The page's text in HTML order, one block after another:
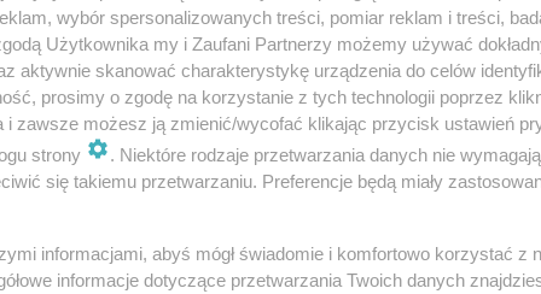
358 kolizjioraz18 wypadków drogowych, w
zatrzymali41 kierujących, którzy wsiedli
pomocy potrzebowali, głównie seniorom i osobom
wybór spersonalizowanych treści, pomiar reklam i treści,
Użytkownika my i Zaufani Partnerzy możemy używać
aktywnie skanować charakterystykę urządzenia do celów
prosimy o zgodę na korzystanie z tych technologii poprzez
i zawsze możesz ją zmienić/wycofać klikając przycisk ustawień
strony
. Niektóre rodzaje przetwarzania danych nie
się takiemu przetwarzaniu. Preferencje będą miały
informacjami, abyś mógł świadomie i komfortowo korzystać z
informacje dotyczące przetwarzania Twoich danych